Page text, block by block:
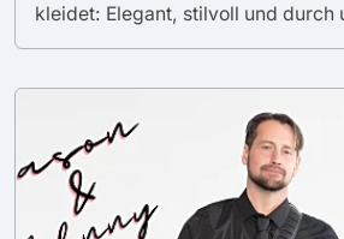
kleidet: Elegant, stilvoll und durch